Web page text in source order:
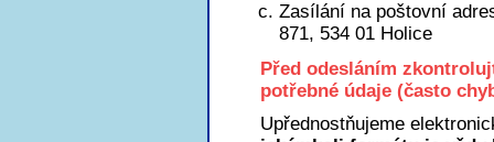
Zasílání na poštovní
871, 534 01 Holice
Před odesláním
potřebné údaje (často
Upřednostňujeme